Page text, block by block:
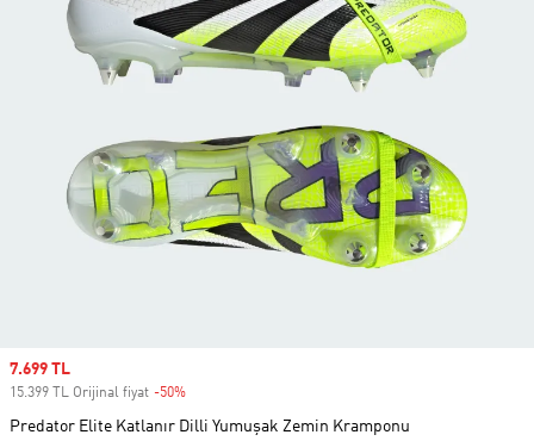
Sale price
7.699 TL
15.399 TL Orijinal fiyat -50%
Predator Elite Katlanır Dilli Yumuşak Zemin Kramponu